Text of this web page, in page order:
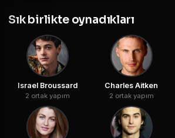
Sık birlikte oynadıkları
Israel Broussard
2 ortak yapım
Charles Aitken
2 ortak yapım